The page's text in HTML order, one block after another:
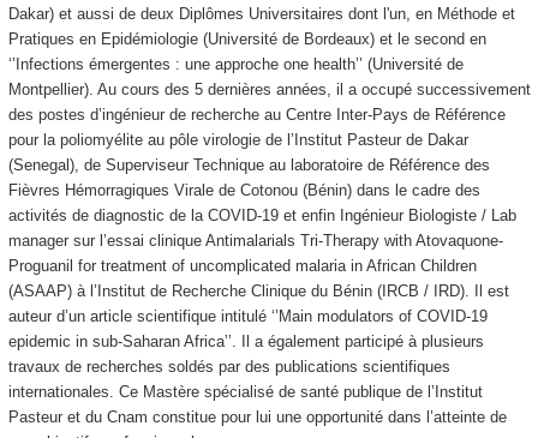
Dakar) et aussi de deux Diplômes Universitaires dont l'un, en Méthode et
Pratiques en Epidémiologie (Université de Bordeaux) et le second en
‘’Infections émergentes : une approche one health’’ (Université de
Montpellier). Au cours des 5 dernières années, il a occupé successivement
des postes d’ingénieur de recherche au Centre Inter-Pays de Référence
pour la poliomyélite au pôle virologie de l’Institut Pasteur de Dakar
(Senegal), de Superviseur Technique au laboratoire de Référence des
Fièvres Hémorragiques Virale de Cotonou (Bénin) dans le cadre des
activités de diagnostic de la COVID-19 et enfin Ingénieur Biologiste / Lab
manager sur l’essai clinique Antimalarials Tri-Therapy with Atovaquone-
Proguanil for treatment of uncomplicated malaria in African Children
(ASAAP) à l’Institut de Recherche Clinique du Bénin (IRCB / IRD). Il est
auteur d’un article scientifique intitulé ‘’Main modulators of COVID-19
epidemic in sub-Saharan Africa’’. Il a également participé à plusieurs
travaux de recherches soldés par des publications scientifiques
internationales. Ce Mastère spécialisé de santé publique de l’Institut
Pasteur et du Cnam constitue pour lui une opportunité dans l’atteinte de